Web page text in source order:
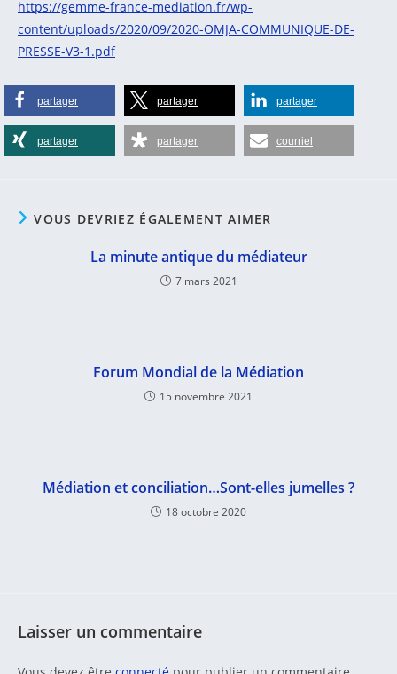
https://gemme-france-mediation.fr/wp-
content/uploads/2020/09/2020-OMJA-COMMUNIQUE-DE-
PRESSE-V3-1.pdf
partager partager partager
partager partager courriel
VOUS DEVRIEZ ÉGALEMENT AIMER
La minute antique du médiateur
7 mars 2021
Forum Mondial de la Médiation
15 novembre 2021
Médiation et conciliation…Sont-elles jumelles ?
18 octobre 2020
Laisser un commentaire